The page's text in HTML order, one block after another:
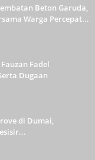
Beton Garuda,
Warga Percepat...
Fadel
Dugaan
di Dumai,